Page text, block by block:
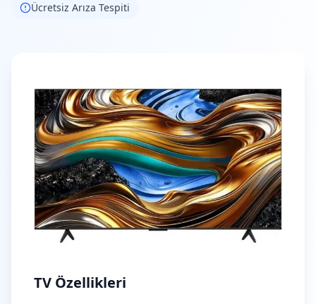
Ücretsiz Arıza Tespiti
TV Özellikleri